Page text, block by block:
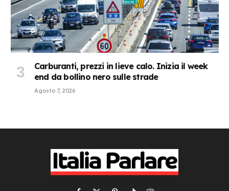
Carburanti, prezzi in lieve calo. Inizia il week
end da bollino nero sulle strade
Agosto 7, 2026